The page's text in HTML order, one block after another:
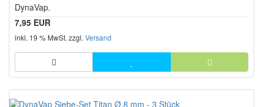
DynaVap.
7,95 EUR
inkl. 19 % MwSt. zzgl. Versand